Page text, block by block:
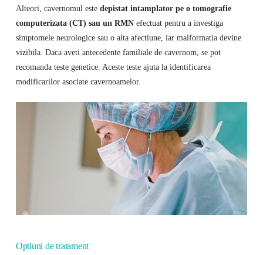
Alteori, cavernomul este depistat intamplator pe o tomografie
computerizata (CT) sau un RMNefectuat pentru a investiga
simptomele neurologice sau o alta afectiune, iar malformatia devine
vizibila. Daca aveti antecedente familiale de cavernom, se pot
recomanda teste genetice. Aceste teste ajuta la identificarea
modificarilor asociate cavernoamelor.
Optiuni de tratament